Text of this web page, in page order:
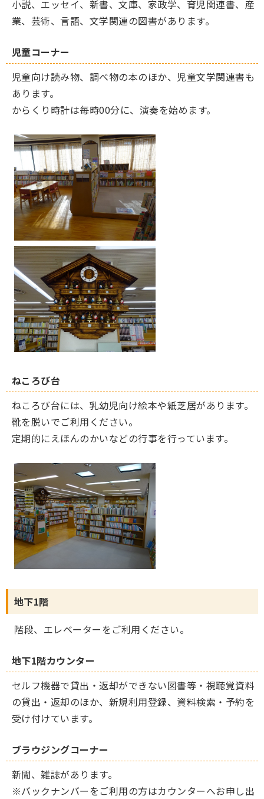
小説、エッセイ、新書、文庫、家政学、育児関連書、産
業、芸術、言語、文学関連の図書があります。
児童コーナー
児童向け読み物、調べ物の本のほか、児童文学関連書も
あります。
からくり時計は毎時00分に、演奏を始めます。
ねころび台
ねころび台には、乳幼児向け絵本や紙芝居があります。
靴を脱いでご利用ください。
定期的にえほんのかいなどの行事を行っています。
地下1階
階段、エレベーターをご利用ください。
地下1階カウンター
セルフ機器で貸出・返却ができない図書等・視聴覚資料
の貸出・返却のほか、新規利用登録、資料検索・予約を
受け付けています。
ブラウジングコーナー
新聞、雑誌があります。
※バックナンバーをご利用の方はカウンターへお申し出